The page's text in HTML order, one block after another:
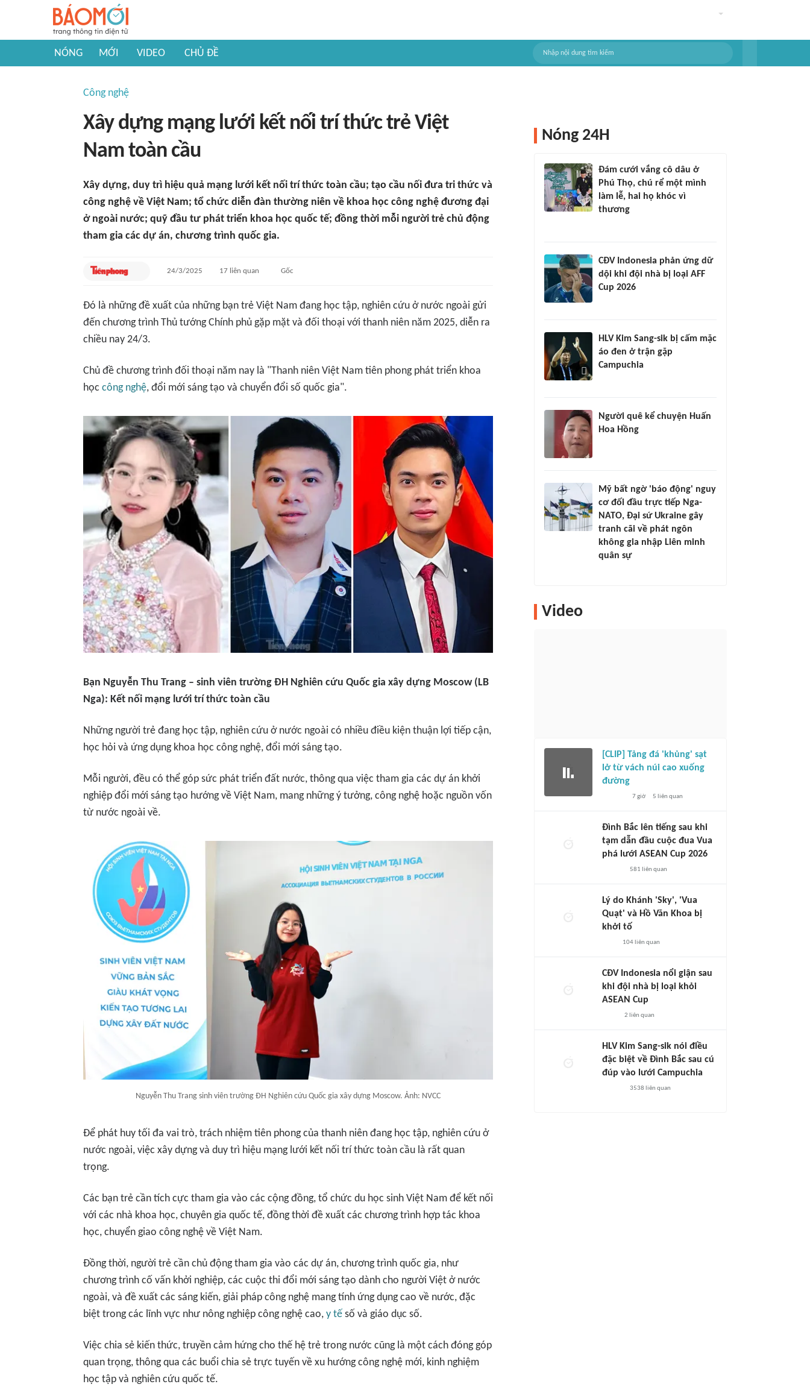
NÓNG MỚI VIDEO CHỦ ĐỀ
Công nghệ
Xây dựng mạng lưới kết nối trí thức trẻ Việt
Nam toàn cầu
Xây dựng, duy trì hiệu quả mạng lưới kết nối trí thức toàn cầu; tạo cầu nối đưa tri thức và
công nghệ về Việt Nam; tổ chức diễn đàn thường niên về khoa học công nghệ đương đại
ở ngoài nước; quỹ đầu tư phát triển khoa học quốc tế; đồng thời mỗi người trẻ chủ động
tham gia các dự án, chương trình quốc gia.
24/3/2025 17 liên quan Gốc
Đó là những đề xuất của những bạn trẻ Việt Nam đang học tập, nghiên cứu ở nước ngoài gửi
đến chương trình Thủ tướng Chính phủ gặp mặt và đối thoại với thanh niên năm 2025, diễn ra
chiều nay 24/3.
Chủ đề chương trình đối thoại năm nay là "Thanh niên Việt Nam tiên phong phát triển khoa
học công nghệ, đổi mới sáng tạo và chuyển đổi số quốc gia".
Bạn Nguyễn Thu Trang – sinh viên trường ĐH Nghiên cứu Quốc gia xây dựng Moscow (LB
Nga): Kết nối mạng lưới trí thức toàn cầu
Những người trẻ đang học tập, nghiên cứu ở nước ngoài có nhiều điều kiện thuận lợi tiếp cận,
học hỏi và ứng dụng khoa học công nghệ, đổi mới sáng tạo.
Mỗi người, đều có thể góp sức phát triển đất nước, thông qua việc tham gia các dự án khởi
nghiệp đổi mới sáng tạo hướng về Việt Nam, mang những ý tưởng, công nghệ hoặc nguồn vốn
từ nước ngoài về.
Nguyễn Thu Trang sinh viên trường ĐH Nghiên cứu Quốc gia xây dựng Moscow. Ảnh: NVCC
Để phát huy tối đa vai trò, trách nhiệm tiên phong của thanh niên đang học tập, nghiên cứu ở
nước ngoài, việc xây dựng và duy trì hiệu mạng lưới kết nối trí thức toàn cầu là rất quan
trọng.
Các bạn trẻ cần tích cực tham gia vào các cộng đồng, tổ chức du học sinh Việt Nam để kết nối
với các nhà khoa học, chuyên gia quốc tế, đồng thời đề xuất các chương trình hợp tác khoa
học, chuyển giao công nghệ về Việt Nam.
Đồng thời, người trẻ cần chủ động tham gia vào các dự án, chương trình quốc gia, như
chương trình cố vấn khởi nghiệp, các cuộc thi đổi mới sáng tạo dành cho người Việt ở nước
ngoài, và đề xuất các sáng kiến, giải pháp công nghệ mang tính ứng dụng cao về nước, đặc
biệt trong các lĩnh vực như nông nghiệp công nghệ cao, y tế số và giáo dục số.
Việc chia sẻ kiến thức, truyền cảm hứng cho thế hệ trẻ trong nước cũng là một cách đóng góp
quan trọng, thông qua các buổi chia sẻ trực tuyến về xu hướng công nghệ mới, kinh nghiệm
học tập và nghiên cứu quốc tế.
Nóng 24H
Đám cưới vắng cô dâu ở
Phú Thọ, chú rể một mình
làm lễ, hai họ khóc vì
thương
CĐV Indonesia phản ứng dữ
dội khi đội nhà bị loại AFF
Cup 2026
HLV Kim Sang-sik bị cấm mặc
áo đen ở trận gặp
Campuchia
Người quê kể chuyện Huấn
Hoa Hồng
Mỹ bất ngờ 'báo động' nguy
cơ đối đầu trực tiếp Nga-
NATO, Đại sứ Ukraine gây
tranh cãi về phát ngôn
không gia nhập Liên minh
quân sự
Video
[CLIP] Tảng đá 'khủng' sạt
lở từ vách núi cao xuống
đường
7 giờ 5 liên quan
Đình Bắc lên tiếng sau khi
tạm dẫn đầu cuộc đua Vua
phá lưới ASEAN Cup 2026
581 liên quan
Lý do Khánh 'Sky', 'Vua
Quạt' và Hồ Văn Khoa bị
khởi tố
104liên quan
CĐV Indonesia nổi giận sau
khi đội nhà bị loại khỏi
ASEAN Cup
2 liên quan
HLV Kim Sang-sik nói điều
đặc biệt về Đình Bắc sau cú
đúp vào lưới Campuchia
3538 liên quan